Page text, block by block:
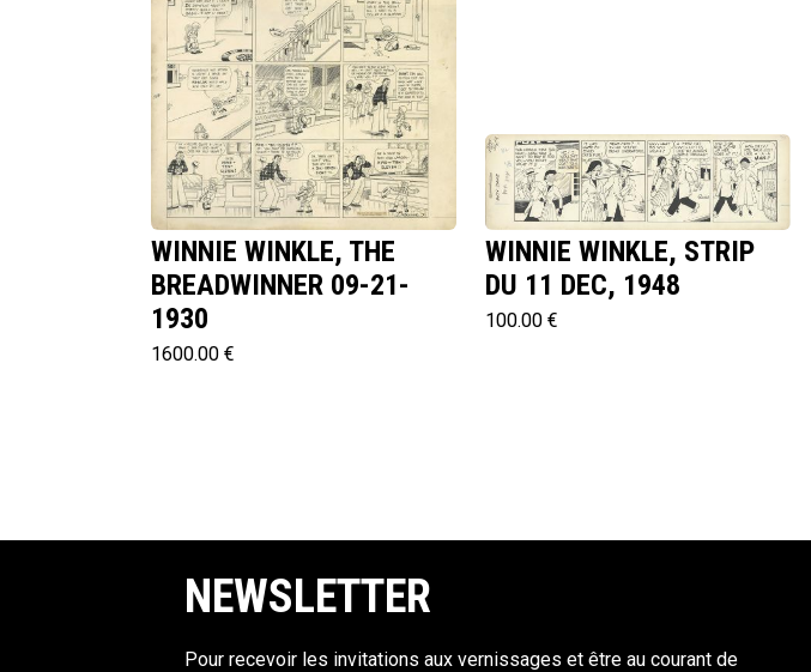
WINNIE WINKLE, THE
BREADWINNER 09-21-
1930
1600.00 €
WINNIE WINKLE, STRIP
DU 11 DEC, 1948
100.00 €
NEWSLETTER
Pour recevoir les invitations aux vernissages et être au courant de